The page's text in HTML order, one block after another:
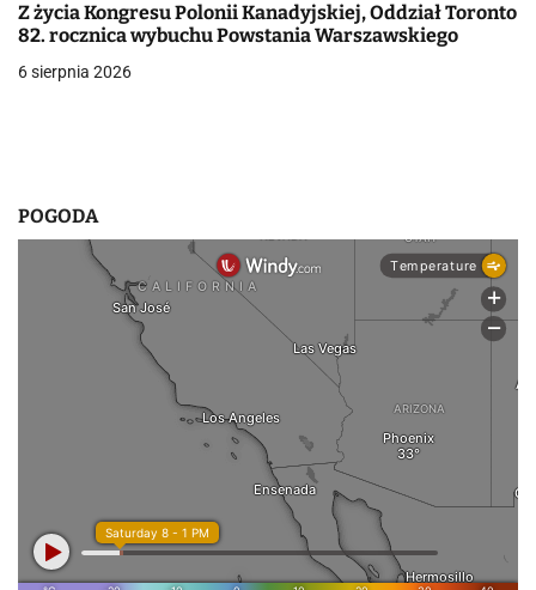
p
i
Z życia Kongresu Polonii Kanadyjskiej, Oddział Toronto
82. rocznica wybuchu Powstania Warszawskiego
6 sierpnia 2026
POGODA